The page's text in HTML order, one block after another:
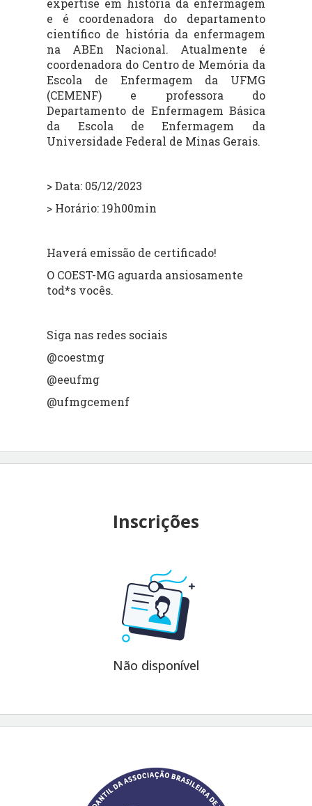
e é coordenadora do departamento
científico de história da enfermagem
na ABEn Nacional. Atualmente é
coordenadora do Centro de Memória da
Escola de Enfermagem da UFMG
(CEMENF) e professora do
Departamento de Enfermagem Básica
da Escola de Enfermagem da
Universidade Federal de Minas Gerais.
> Data: 05/12/2023
> Horário: 19h00min
Haverá emissão de certificado!
O COEST-MG aguarda ansiosamente
tod*s vocês.
Siga nas redes sociais
@coestmg
@eeufmg
@ufmgcemenf
Inscrições
Não disponível